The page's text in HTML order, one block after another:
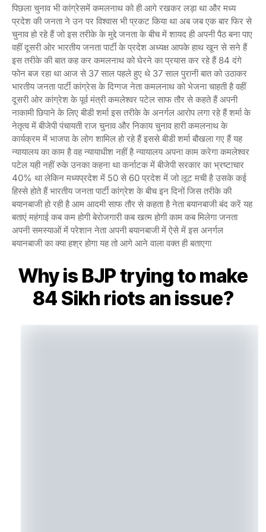
पिछला चुनाव भी कांग्रेसमें कमलनाथ को ही आगे रखकर लड़ा था और मध्य
प्रदेश की जनता ने उन पर विश्वास भी प्रकट किया था अब जब एक बार फिर से
चुनाव हो रहे हैं जो इस तरीके के मुद्दे जनता के बीच में शायद ही अपनी पैठ बना पाए
वहीं दूसरी ओर भारतीय जनता पार्टी के प्रदेश अध्यक्ष आपके हाथ खून से सने हैं
इस तरीके की बात कह कर कमलनाथ को घेरने का प्रयास कर रहे हैं 84 दंगे
फोन बज रहा था आज से 37 साल पहले हुए थे 37 साल पुरानी बात को उठाकर
भारतीय जनता पार्टी कांग्रेस के दिग्गज नेता कमलनाथ को भेजना चाहती है वहीं
दूसरी ओर कांग्रेश के पूर्व मंत्री कमलेश्वर पटेल साफ तौर से कहते हैं अपनी
नाकामी छिपाने के लिए बीडी शर्मा इस तरीके के अनर्गल आरोप लगा रहे हैं शर्मा के
नेतृत्व में बीजेपी पंचायती राज चुनाव और निकाय चुनाव हारी कमलनाथ के
कार्यक्रम में भाजपा के लोग शामिल हो रहे हैं इससे बीडी शर्मा बौखला गए हैं यह
न्यायालय का काम है वह न्यायाधीश नहीं है न्यायालय अपना काम करेगा कमलेश्वर
पटेल यही नहीं रुके उनका कहना था कर्नाटक में बीजेपी सरकार का भ्रष्टाचार
40% था लेकिन मध्यप्रदेश में 50 से 60 प्रदेश में जो लूट मची है उसके कई
हिस्से होते हैं भारतीय जनता पार्टी कांग्रेश के बीच इन दिनों जिस तरीके की
बयानबाजी हो रही है आम आदमी साफ तौर से कहता है नेता बयानबाजी बंद करें यह
बताएं महंगाई कब कम होगी बेरोजगारी कब खत्म होगी काम कब मिलेगा जनता
अपनी समस्याओं में परेशान नेता अपनी बयानबाजी में ऐसे में इस अनर्गल
बयानबाजी का क्या हश्र होगा यह तो आगे आने वाला वक्त ही बताएगा
Why is BJP trying to make
84 Sikh riots an issue?